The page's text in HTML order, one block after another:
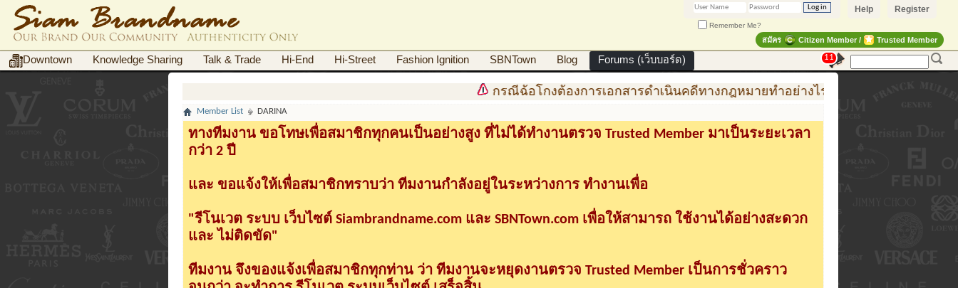
Register
Help
Remember Me?
สมัคร Citizen Member / Trusted Member
Downtown Knowledge Sharing Talk & Trade Hi-End Hi-Street Fashion Ignition SBNTown Blog Forums (เว็บบอร์ด) 11
กรณีฉ้อโกงต้องการเอกสารดำเนินคดีทางกฎหมายทำอย่างไร
Member List DARINA
ทางทีมงาน ขอโทษเพื่อสมาชิกทุกคนเป็นอย่างสูง ที่ไม่ได้ทำงานตรวจ Trusted Member มาเป็นระยะเวลา
กว่า 2 ปี
และ ขอแจ้งให้เพื่อสมาชิกทราบว่า ทีมงานกำลังอยู่ในระหว่างการ ทำงานเพื่อ
"รีโนเวต ระบบ เว็บไซต์ Siambrandname.com และ SBNTown.com เพื่อให้สามารถ ใช้งานได้อย่างสะดวก
และ ไม่ติดขัด"
ทีมงาน จึงของแจ้งเพื่อสมาชิกทุกท่าน ว่า ทีมงานจะหยุดงานตรวจ Trusted Member เป็นการชั่วคราว